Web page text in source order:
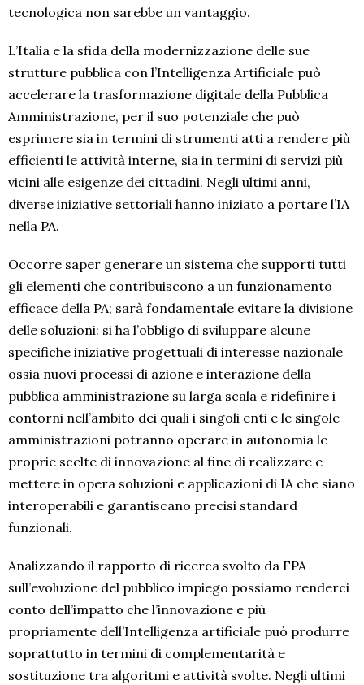
tecnologica non sarebbe un vantaggio.
L’Italia e la sfida della modernizzazione delle sue
strutture pubblica con l’Intelligenza Artificiale può
accelerare la trasformazione digitale della Pubblica
Amministrazione, per il suo potenziale che può
esprimere sia in termini di strumenti atti a rendere più
efficienti le attività interne, sia in termini di servizi più
vicini alle esigenze dei cittadini. Negli ultimi anni,
diverse iniziative settoriali hanno iniziato a portare l’IA
nella PA.
Occorre saper generare un sistema che supporti tutti
gli elementi che contribuiscono a un funzionamento
efficace della PA; sarà fondamentale evitare la divisione
delle soluzioni: si ha l’obbligo di sviluppare alcune
specifiche iniziative progettuali di interesse nazionale
ossia nuovi processi di azione e interazione della
pubblica amministrazione su larga scala e ridefinire i
contorni nell’ambito dei quali i singoli enti e le singole
amministrazioni potranno operare in autonomia le
proprie scelte di innovazione al fine di realizzare e
mettere in opera soluzioni e applicazioni di IA che siano
interoperabili e garantiscano precisi standard
funzionali.
Analizzando il rapporto di ricerca svolto da FPA
sull’evoluzione del pubblico impiego possiamo renderci
conto dell’impatto che l’innovazione e più
propriamente dell’Intelligenza artificiale può produrre
soprattutto in termini di complementarità e
sostituzione tra algoritmi e attività svolte. Negli ultimi